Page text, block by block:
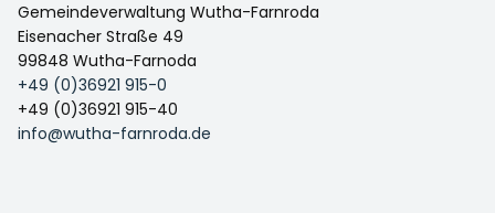
Gemeindeverwaltung Wutha-Farnroda
Eisenacher Straße 49
99848 Wutha-Farnoda
+49 (0)36921 915-0
+49 (0)36921 915-40
info@wutha-farnroda.de